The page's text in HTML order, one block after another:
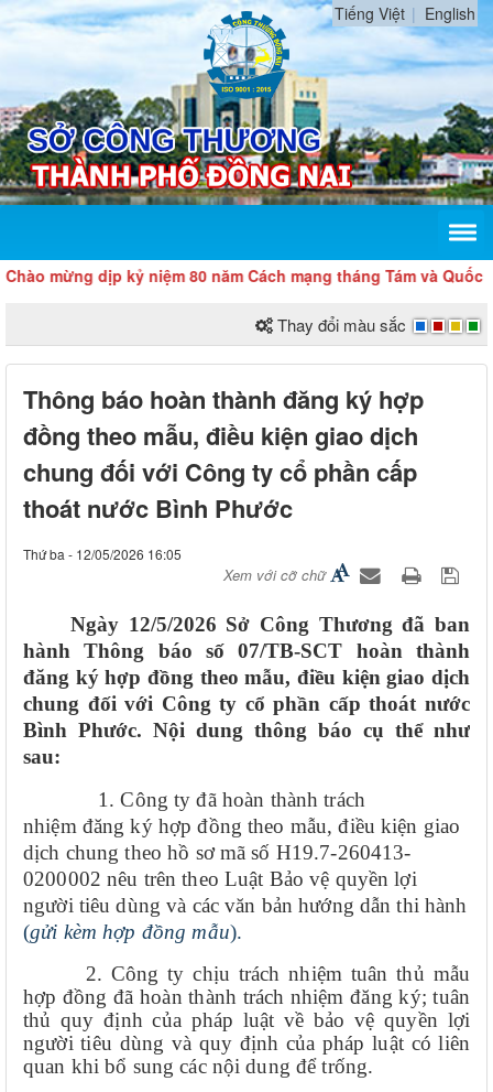
Tiếng Việt English
dịp kỷ niệm 80 năm Cách mạng tháng Tám và Quốc khánh
Thay đổi màu sắc
Thông báo hoàn thành đăng ký hợp
đồng theo mẫu, điều kiện giao dịch
chung đối với Công ty cổ phần cấp
thoát nước Bình Phước
Thứ ba - 12/05/2026 16:05
Xem với cỡ chữ
Ngày 12/5/2026 Sở Công Thương đã ban
hành Thông báo số 07/TB-SCT hoàn thành
đăng ký hợp đồng theo mẫu, điều kiện giao dịch
chung đối với Công ty cổ phần cấp thoát nước
Bình Phước. Nội dung thông báo cụ thể như
sau:
1. Công ty đã hoàn thành trách
nhiệm đăng ký hợp đồng theo mẫu, điều kiện giao
dịch chung theo hồ sơ mã số H19.7-260413-
0200002 nêu trên theo Luật Bảo vệ quyền lợi
người tiêu dùng và các văn bản hướng dẫn thi hành
(gửi kèm hợp đồng mẫu).
2. Công ty chịu trách nhiệm tuân thủ mẫu
hợp đồng đã hoàn thành trách nhiệm đăng ký; tuân
thủ quy định của pháp luật về bảo vệ quyền lợi
người tiêu dùng và quy định của pháp luật có liên
quan khi bổ sung các nội dung để trống.